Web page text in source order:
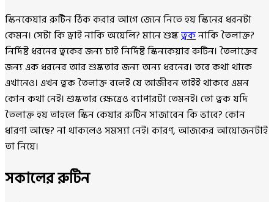
স্কিনকেয়ার রুটিন ঠিক করার আগে জেনে নিতে হয় স্কিনের ধরনটা
কেমন। সেটা কি ড্রাই নাকি অয়েলি? মানে শুষ্কত্বকনাকি তৈলাক্ত?
নির্দিষ্ট ধরনের ত্বকের জন্য চাই নির্দিষ্ট স্কিনকেয়ার রুটিন। তৈলাক্তের
জন্য এক ধরনের আর শুষ্কতার জন্য অন্য ধরনের। তবে কথা থাকে
এখানেও। এখন ত্বক তৈলাক্ত বলেই যে আজীবন তাইই থাকবে এমন
কোন কথা নেই। শুষ্কতার ক্ষেত্রেও ব্যাপারটা তেমনই। তো ত্বক যদি
তৈলাক্ত হয় তাহলে স্কিন কেয়ার রুটিন সাজাবেন কি ভাবে? কোন
ধারণা আছে? না থাকলেও সমস্যা নেই। কারণ, আজকের আয়োজনটাই
তা নিয়ে।
সকালের রুটিন